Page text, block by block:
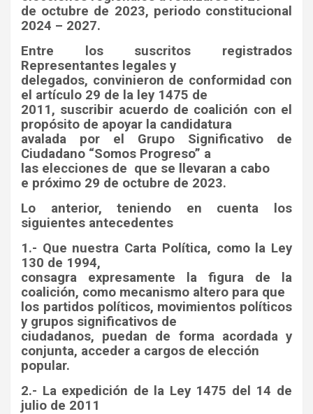
de octubre de 2023, periodo constitucional
2024 – 2027.
Entre los suscritos registrados
Representantes legales y
delegados, convinieron de conformidad con
el artículo 29 de la ley 1475 de
2011, suscribir acuerdo de coalición con el
propósito de apoyar la candidatura
avalada por el Grupo Significativo de
Ciudadano “Somos Progreso” a
las elecciones de que se llevaran a cabo
e próximo 29 de octubre de 2023.
Lo anterior, teniendo en cuenta los
siguientes antecedentes
1.- Que nuestra Carta Política, como la Ley
130 de 1994,
consagra expresamente la figura de la
coalición, como mecanismo altero para que
los partidos políticos, movimientos políticos
y grupos significativos de
ciudadanos, puedan de forma acordada y
conjunta, acceder a cargos de elección
popular.
2.- La expedición de la Ley 1475 del 14 de
julio de 2011